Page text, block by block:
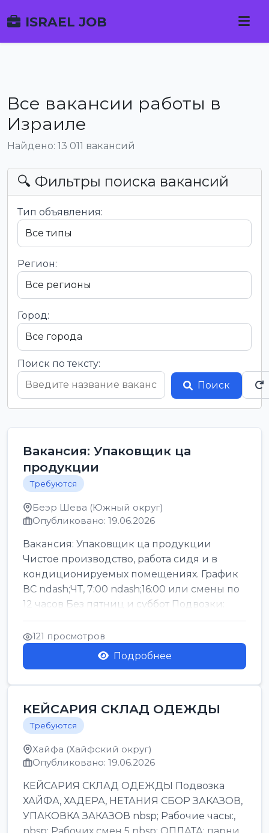
ISRAEL JOB
Все вакансии работы в
Израиле
Найдено: 13 011 вакансий
🔍 Фильтры поиска вакансий
Тип объявления:
Регион:
Город:
Поиск по тексту:
Поиск
Вакансия: Упаковщик ца
продукции
Требуются
Беэр Шева (Южный округ)
Опубликовано: 19.06.2026
Вакансия: Упаковщик ца продукции
Чистое производство, работа сидя и в
кондиционируемых помещениях. График
ВС ndash;ЧТ, 7:00 ndash;16:00 или смены по
12 часов Без пятниц и суббот Подвозки:
Офаким, Нети...
121 просмотров
Подробнее
КЕЙСАРИЯ СКЛАД ОДЕЖДЫ
Требуются
Хайфа (Хайфский округ)
Опубликовано: 19.06.2026
КЕЙСАРИЯ СКЛАД ОДЕЖДЫ Подвозка
ХАЙФА, ХАДЕРА, НЕТАНИЯ СБОР ЗАКАЗОВ,
УПАКОВКА ЗАКАЗОВ nbsp; Рабочие часы:,